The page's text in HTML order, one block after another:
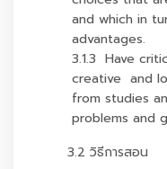
and which in
advantages.
3.1.3 Have
creative and
from studies
problems and
3.2 วิธีการสอน